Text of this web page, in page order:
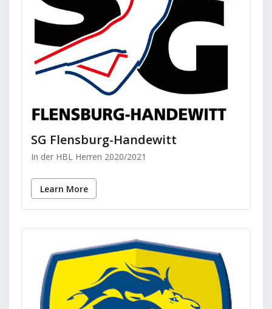
SG Flensburg-Handewitt
In der HBL Herren 2020/2021
Learn More